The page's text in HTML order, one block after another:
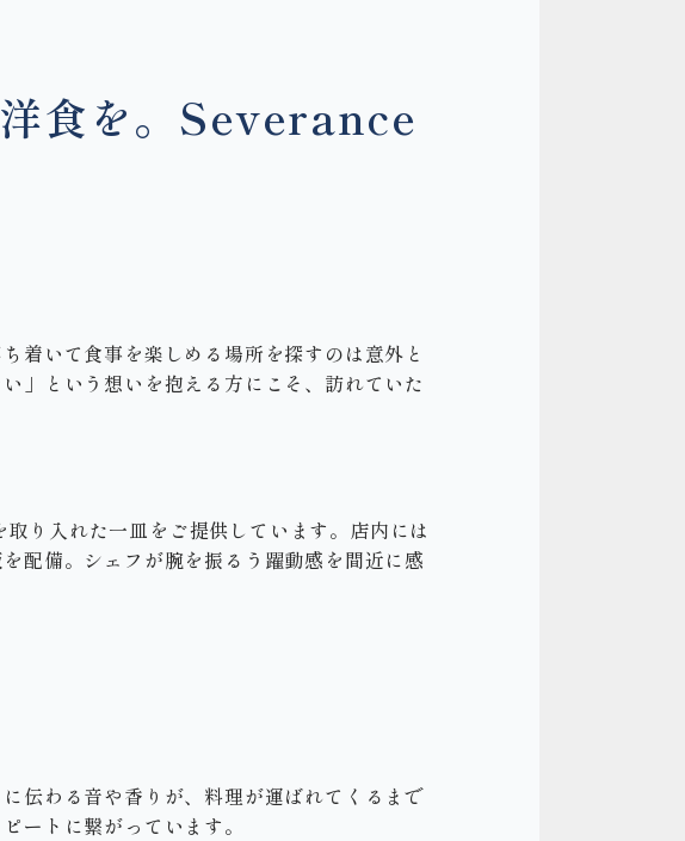
食を。Severance
着いて食事を楽しめる場所を探すのは意外と
」という想いを抱える方にこそ、訪れていた
り入れた一皿をご提供しています。店内には
配備。シェフが腕を振るう躍動感を間近に感
伝わる音や香りが、料理が運ばれてくるまで
ートに繋がっています。